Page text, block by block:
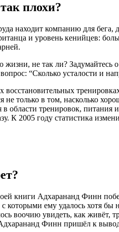
плохи?
находит компанию для
и уровень кенийцев:
жизни, не так ли?
“Сколько усталости и
восстановительных
не только в том, насколько
в области тренировок,
К 2005 году статистика
книги Адхарананд Финн
которыми ему удалось хотя
воочию увидеть, как живёт,
Финн пришёл к